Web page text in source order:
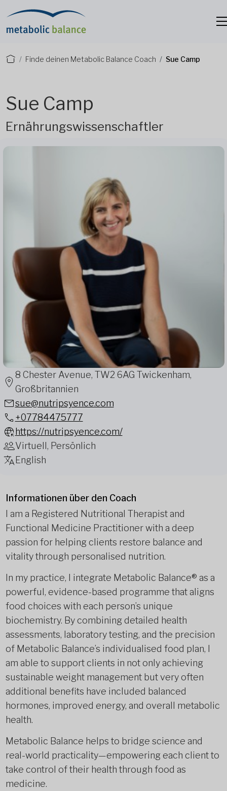
Finde deinen Metabolic Balance Coach Sue Camp
Sue Camp
Ernährungswissenschaftler
8 Chester Avenue, TW2 6AG Twickenham,
Großbritannien
sue@nutripsyence.com
+07784475777
https://nutripsyence.com/
Virtuell, Persönlich
English
Informationen über den Coach
I am a Registered Nutritional Therapist and
Functional Medicine Practitioner with a deep
passion for helping clients restore balance and
vitality through personalised nutrition.
In my practice, I integrate Metabolic Balance® as a
powerful, evidence-based programme that aligns
food choices with each person’s unique
biochemistry. By combining detailed health
assessments, laboratory testing, and the precision
of Metabolic Balance’s individualised food plan, I
am able to support clients in not only achieving
sustainable weight management but very often
additional benefits have included balanced
hormones, improved energy, and overall metabolic
health.
Metabolic Balance helps to bridge science and
real-world practicality—empowering each client to
take control of their health through food as
medicine.